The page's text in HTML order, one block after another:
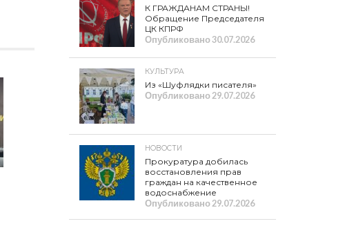
К ГРАЖДАНАМ СТРАНЫ!
Обращение Председателя
ЦК КПРФ
Опубликовано30.07.2026
КУЛЬТУРА
Из «Шуфлядки писателя»
Опубликовано29.07.2026
НОВОСТИ
Прокуратура добилась
восстановления прав
граждан на качественное
водоснабжение
Опубликовано29.07.2026